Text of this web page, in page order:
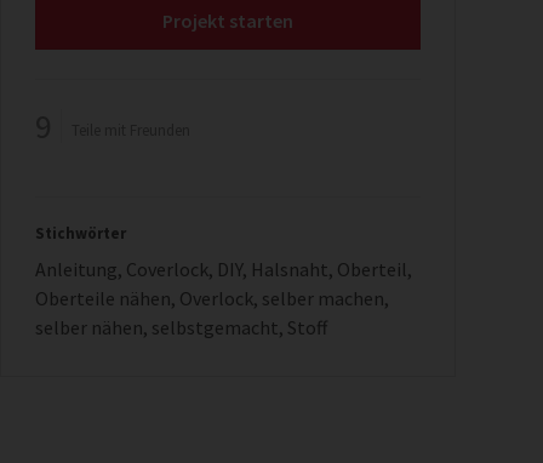
Projekt starten
Stichwörter
Anleitung, Coverlock, DIY, Halsnaht, Oberteil,
Oberteile nähen, Overlock, selber machen,
selber nähen, selbstgemacht, Stoff